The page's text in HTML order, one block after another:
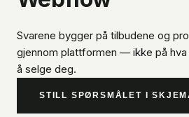
Svarene bygger på tilbudene og
gjennom plattformen — ikke på
å selge deg.
STILL SPØRSMÅLET I